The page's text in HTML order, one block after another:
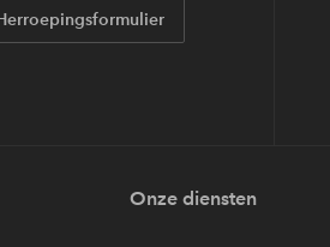
Onze diensten